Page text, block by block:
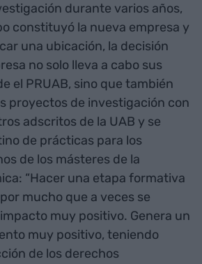
durante varios años,
constituyó la nueva empresa y
una ubicación, la decisión
no solo lleva a cabo sus
el PRUAB, sino que también
proyectos de investigación con
adscritos de la UAB y se
de prácticas para los
de los másteres de la
“Hacer una etapa formativa
mucho que a veces se
muy positivo. Genera un
muy positivo, teniendo
de los derechos